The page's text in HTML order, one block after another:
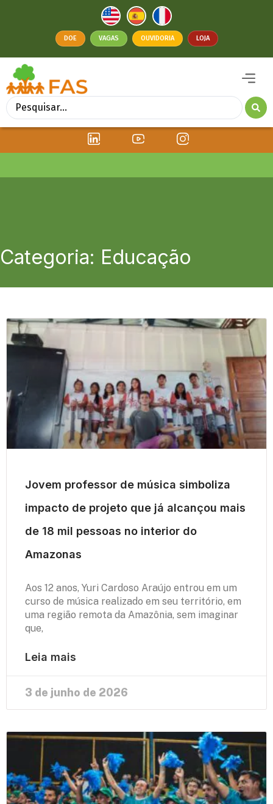
DOE VAGAS OUVIDORIA LOJA
Categoria: Educação
Jovem professor de música simboliza
impacto de projeto que já alcançou mais
de 18 mil pessoas no interior do
Amazonas
Aos 12 anos, Yuri Cardoso Araújo entrou em um
curso de música realizado em seu território, em
uma região remota da Amazônia, sem imaginar
que,
Leia mais
3 de junho de 2026